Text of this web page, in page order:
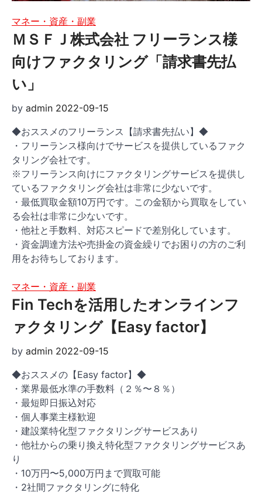
マネー・資産・副業
ＭＳＦＪ株式会社 フリーランス様
向けファクタリング「請求書先払
い」
by admin 2022-09-15
◆おススメのフリーランス【請求書先払い】◆
・フリーランス様向けでサービスを提供しているファク
タリング会社です。
※フリーランス向けにファクタリングサービスを提供し
ているファクタリング会社は非常に少ないです。
・最低買取金額10万円です。この金額から買取をしてい
る会社は非常に少ないです。
・他社と手数料、対応スピードで差別化しています。
・資金調達方法や売掛金の資金繰りでお困りの方のご利
用をお待ちしております。
マネー・資産・副業
Fin Techを活用したオンラインフ
ァクタリング【Easy factor】
by admin 2022-09-15
◆おススメの【Easy factor】◆
・業界最低水準の手数料（２％〜８％）
・最短即日振込対応
・個人事業主様歓迎
・建設業特化型ファクタリングサービスあり
・他社からの乗り換え特化型ファクタリングサービスあ
り
・10万円〜5,000万円まで買取可能
・2社間ファクタリングに特化